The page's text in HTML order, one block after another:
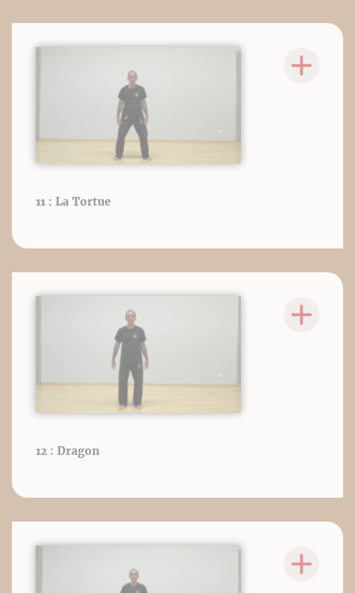
11 : La Tortue
12 : Dragon